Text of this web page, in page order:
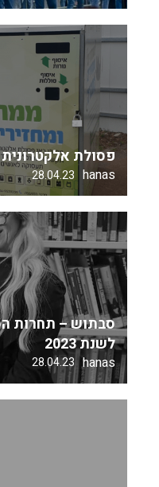
פסולת
hanas
28.04.23
סבתוש – תחרות
לשנת 2023
hanas
28.04.23